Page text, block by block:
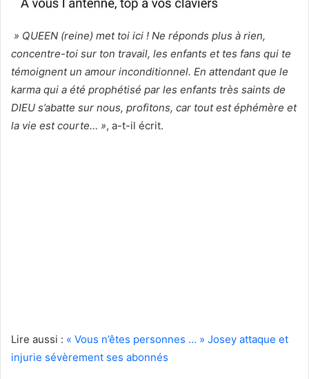
» QUEEN (reine) met toi ici ! Ne réponds plus à rien,
concentre-toi sur ton travail, les enfants et tes fans qui te
témoignent un amour inconditionnel. En attendant que le
karma qui a été prophétisé par les enfants très saints de
DIEU s’abatte sur nous, profitons, car tout est éphémère et
la vie est courte… », a-t-il écrit.
Lire aussi : « Vous n’êtes personnes … » Josey attaque et
injurie sévèrement ses abonnés